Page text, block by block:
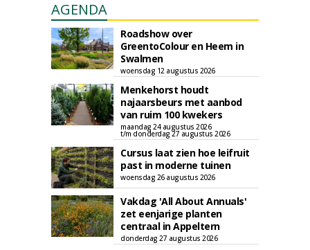
AGENDA
Roadshow over
GreentoColour en Heem in
Swalmen
woensdag 12 augustus 2026
Menkehorst houdt
najaarsbeurs met aanbod
van ruim 100 kwekers
maandag 24 augustus 2026
t/m donderdag 27 augustus 2026
Cursus laat zien hoe leifruit
past in moderne tuinen
woensdag 26 augustus 2026
Vakdag 'All About Annuals'
zet eenjarige planten
centraal in Appeltern
donderdag 27 augustus 2026